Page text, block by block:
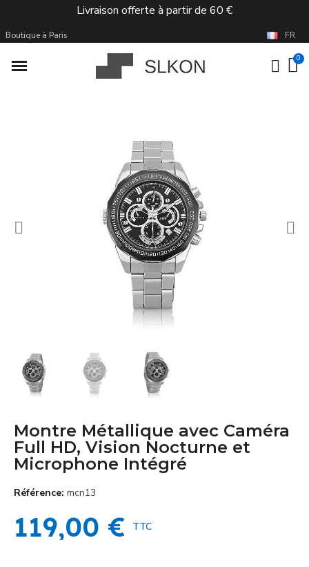
Livraison offerte à partir de 60 €
Boutique à Paris FR
Montre Métallique avec Caméra
Full HD, Vision Nocturne et
Microphone Intégré
Référence mcn13
119,00 € TTC